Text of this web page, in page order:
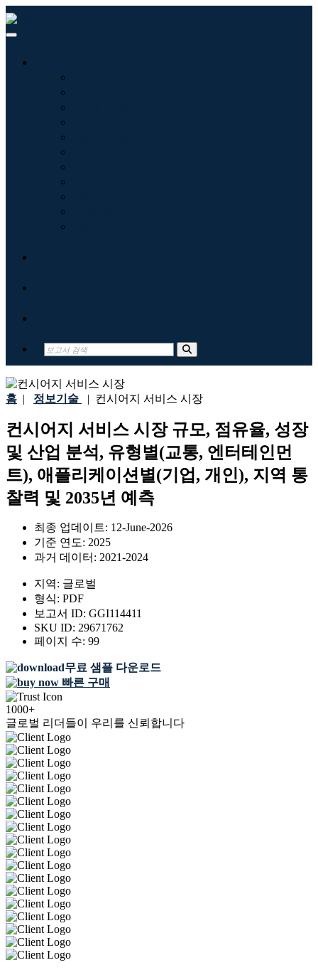
홈 | 정보기술 | 컨시어지 서비스 시장
컨시어지 서비스 시장 규모, 점유율, 성장
및 산업 분석, 유형별(교통, 엔터테인먼
트), 애플리케이션별(기업, 개인), 지역 통
찰력 및 2035년 예측
최종 업데이트: 12-June-2026
기준 연도: 2025
과거 데이터: 2021-2024
지역: 글로벌
형식: PDF
보고서 ID: GGI114411
SKU ID: 29671762
페이지 수: 99
무료 샘플 다운로드
빠른 구매
1000+
글로벌 리더들이 우리를 신뢰합니다